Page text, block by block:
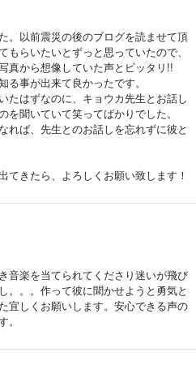
。以前震災の後のブログを読ませて頂
らいたいとずっと思っていたので、
真から想像していた声とピッタリ!!
事が出来て良かったです。
たはずなのに、キョウカ先生とお話し
聞いていて笑ってばかりでした。
れば、先生とのお話しを忘れずに彼と
てきたら、よろしくお願い致します！
音楽を当てられてくださり迷いが飛び
。。。作って彼に聞かせようと勇気と
宜しくお願いします。安心できる声の